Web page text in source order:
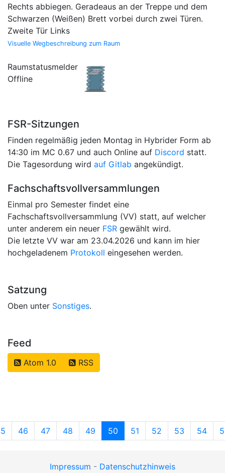
Rechts abbiegen. Geradeaus an der Treppe und dem
Schwarzen (Weißen) Brett vorbei durch zwei Türen.
Zweite Tür Links
Visuelle Wegbeschreibung zum Raum
Raumstatusmelder
Offline
FSR-Sitzungen
Finden regelmäßig jeden Montag in Hybrider Form ab
14:30 im MC 0.67 und auch Online auf Discord statt.
Die Tagesordung wird auf Gitlab angekündigt.
Fachschaftsvollversammlungen
Einmal pro Semester findet eine
Fachschaftsvollversammlung (VV) statt, auf welcher
unter anderem ein neuer FSR gewählt wird.
Die letzte VV war am 23.04.2026 und kann im hier
hochgeladenem Protokoll eingesehen werden.
Satzung
Oben unter Sonstiges.
Feed
Atom 1.0 RSS
46 47 48 49
50
51 52 53 54
Impressum - Datenschutzhinweis